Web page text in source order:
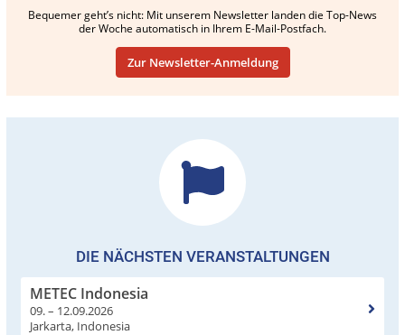
Bequemer geht’s nicht: Mit unserem Newsletter landen die Top-News
der Woche automatisch in Ihrem E-Mail-Postfach.
Zur Newsletter-Anmeldung
DIE NÄCHSTEN VERANSTALTUNGEN
METEC Indonesia
09. – 12.09.2026
Jarkarta, Indonesia